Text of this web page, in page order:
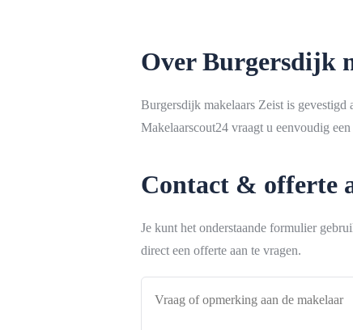
Over Burgersdijk
Burgersdijk makelaars Zeist is gevestigd
Makelaarscout24 vraagt u eenvoudig
Contact & offerte
Je kunt het onderstaande formulier
direct een offerte aan te vragen.